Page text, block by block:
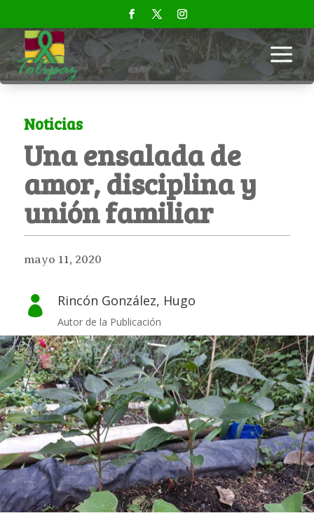
a
Noticias
Una ensalada de
amor, disciplina y
unión familiar
mayo 11, 2020
 Rincón González, Hugo
Autor de la Publicación